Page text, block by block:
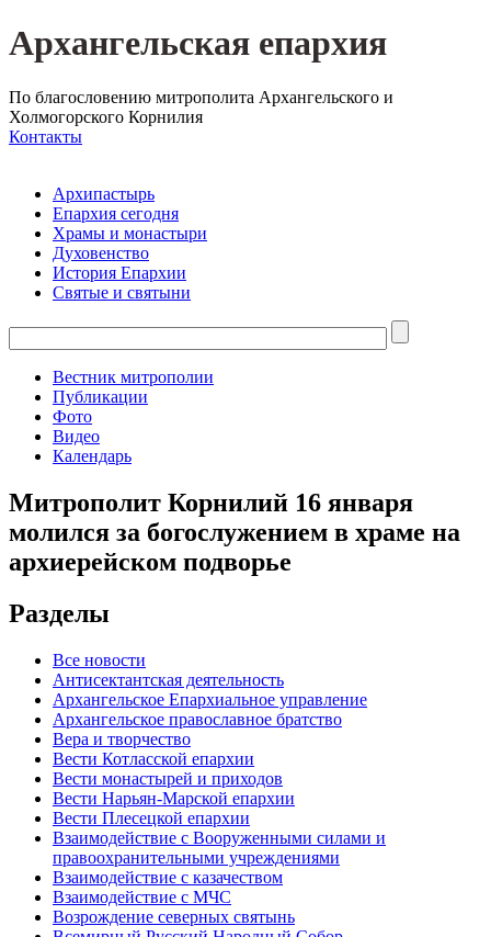
Архангельская епархия
По благословению митрополита Архангельского и
Холмогорского Корнилия
Контакты
Архипастырь
Епархия сегодня
Храмы и монастыри
Духовенство
История Епархии
Святые и святыни
Вестник митрополии
Публикации
Фото
Видео
Календарь
Митрополит Корнилий 16 января
молился за богослужением в храме на
архиерейском подворье
Разделы
Все новости
Антисектантская деятельность
Архангельское Епархиальное управление
Архангельское православное братство
Вера и творчество
Вести Котласской епархии
Вести монастырей и приходов
Вести Нарьян-Марской епархии
Вести Плесецкой епархии
Взаимодействие с Вооруженными силами и
правоохранительными учреждениями
Взаимодействие с казачеством
Взаимодействие с МЧС
Возрождение северных святынь